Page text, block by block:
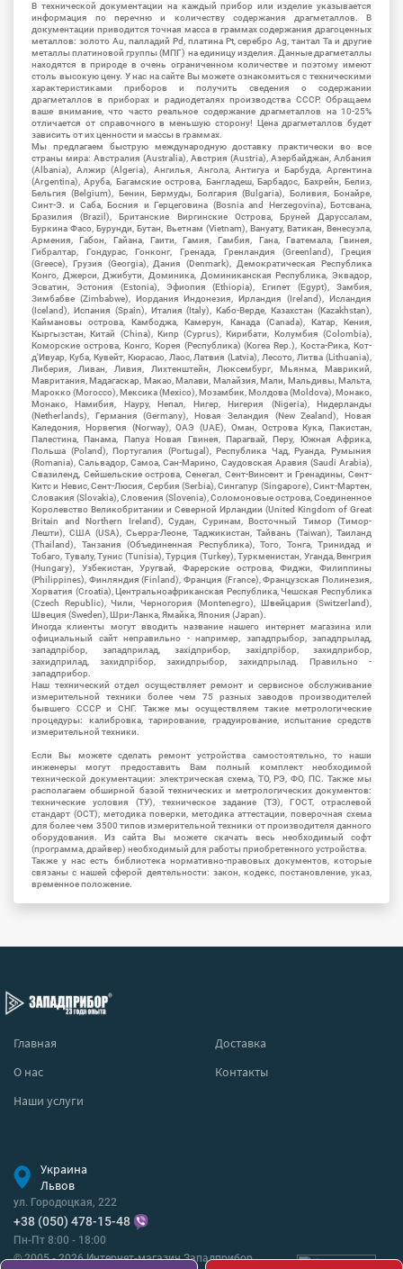
В технической документации на каждый прибор или изделие указывается
информация по перечню и количеству содержания драгметаллов. В
документации приводится точная масса в граммах содержания драгоценных
металлов: золото Au, палладий Pd, платина Pt, серебро Ag, тантал Ta и другие
металлы платиновой группы (МПГ) на единицу изделия. Данные драгметаллы
находятся в природе в очень ограниченном количестве и поэтому имеют
столь высокую цену. У нас на сайте Вы можете ознакомиться с техническими
характеристиками приборов и получить сведения о содержании
драгметаллов в приборах и радиодеталях производства СССР. Обращаем
ваше внимание, что часто реальное содержание драгметаллов на 10-25%
отличается от справочного в меньшую сторону! Цена драгметаллов будет
зависить от их ценности и массы в граммах.
Мы предлагаем быструю международную доставку практически во все
страны мира: Австралия (Australia), Австрия (Austria), Азербайджан, Албания
(Albania), Алжир (Algeria), Ангилья, Ангола, Антигуа и Барбуда, Аргентина
(Argentina), Аруба, Багамские острова, Бангладеш, Барбадос, Бахрейн, Белиз,
Бельгия (Belgium), Бенин, Бермуды, Болгария (Bulgaria), Боливия, Бонайре,
Синт-Э. и Саба, Босния и Герцеговина (Bosnia and Herzegovina), Ботсвана,
Бразилия (Brazil), Британские Виргинские Острова, Бруней Даруссалам,
Буркина Фасо, Бурунди, Бутан, Вьетнам (Vietnam), Вануату, Ватикан, Венесуэла,
Армения, Габон, Гайана, Гаити, Гамия, Гамбия, Гана, Гватемала, Гвинея,
Гибралтар, Гондурас, Гонконг, Гренада, Гренландия (Greenland), Греция
(Greece), Грузия (Georgia), Дания (Denmark), Демократическая Республика
Конго, Джерси, Джибути, Доминика, Доминиканская Республика, Эквадор,
Эсватин, Эстония (Estonia), Эфиопия (Ethiopia), Египет (Egypt), Замбия,
Зимбабве (Zimbabwe), Иордания Индонезия, Ирландия (Ireland), Исландия
(Iceland), Испания (Spain), Италия (Italy), Кабо-Верде, Казахстан (Kazakhstan),
Каймановы острова, Камбоджа, Камерун, Канада (Canada), Катар, Кения,
Кыргызстан, Китай (China), Кипр (Cyprus), Кирибати, Колумбия (Colombia),
Коморские острова, Конго, Корея (Республика) (Korea Rep.), Коста-Рика, Кот-
д'Ивуар, Куба, Кувейт, Кюрасао, Лаос, Латвия (Latvia), Лесото, Литва (Lithuania),
Либерия, Ливан, Ливия, Лихтенштейн, Люксембург, Мьянма, Маврикий,
Мавритания, Мадагаскар, Макао, Малави, Малайзия, Мали, Мальдивы, Мальта,
Марокко (Morocco), Мексика (Mexico), Мозамбик, Молдова (Moldova), Монако,
Монако, Намибия, Науру, Непал, Нигер, Нигерия (Nigeria), Нидерланды
(Netherlands), Германия (Germany), Новая Зеландия (New Zealand), Новая
Каледония, Норвегия (Norway), ОАЭ (UAE), Оман, Острова Кука, Пакистан,
Палестина, Панама, Папуа Новая Гвинея, Парагвай, Перу, Южная Африка,
Польша (Poland), Португалия (Portugal), Республика Чад, Руанда, Румыния
(Romania), Сальвадор, Самоа, Сан-Марино, Саудовская Аравия (Saudi Arabia),
Свазиленд, Сейшельские острова, Сенегал, Сент-Винсент и Гренадины, Сент-
Китс и Невис, Сент-Люсия, Сербия (Serbia), Сингапур (Singapore), Синт-Мартен,
Словакия (Slovakia), Словения (Slovenia), Соломоновые острова, Соединенное
Королевство Великобритании и Северной Ирландии (United Kingdom of Great
Britain and Northern Ireland), Судан, Суринам, Восточный Тимор (Тимор-
Лешти), США (USA), Сьерра-Леоне, Таджикистан, Тайвань (Taiwan), Таиланд
(Thailand), Танзания (Объединенная Республика), Того, Тонга, Тринидад и
Тобаго, Тувалу, Тунис (Tunisia), Турция (Turkey), Туркменистан, Уганда, Венгрия
(Hungary), Узбекистан, Уругвай, Фарерские острова, Фиджи, Филиппины
(Philippines), Финляндия (Finland), Франция (France), Французская Полинезия,
Хорватия (Croatia), Центральноафриканская Республика, Чешская Республика
(Czech Republic), Чили, Черногория (Montenegro), Швейцария (Switzerland),
Швеция (Sweden), Шри-Ланка, Ямайка, Япония (Japan).
Иногда клиенты могут вводить название нашего интернет магазина или
официальный сайт неправильно - например, западпрыбор, западпрылад,
западпрібор, западприлад, західприбор, західпрібор, захидприбор,
захидприлад, захидпрібор, захидпрыбор, захидпрылад. Правильно -
западприбор.
Наш технический отдел осуществляет ремонт и сервисное обслуживание
измерительной техники более чем 75 разных заводов производителей
бывшего СССР и СНГ. Также мы осуществляем такие метрологические
процедуры: калибровка, тарирование, градуирование, испытание средств
измерительной техники.
Если Вы можете сделать ремонт устройства самостоятельно, то наши
инженеры могут предоставить Вам полный комплект необходимой
технической документации: электрическая схема, ТО, РЭ, ФО, ПС. Также мы
располагаем обширной базой технических и метрологических документов:
технические условия (ТУ), техническое задание (ТЗ), ГОСТ, отраслевой
стандарт (ОСТ), методика поверки, методика аттестации, поверочная схема
для более чем 3500 типов измерительной техники от производителя данного
оборудования. Из сайта Вы можете скачать весь необходимый софт
(программа, драйвер) необходимый для работы приобретенного устройства.
Также у нас есть библиотека нормативно-правовых документов, которые
связаны с нашей сферой деятельности: закон, кодекс, постановление, указ,
временное положение.
Главная
Доставка
О нас
Контакты
Наши услуги
Украина
Львов
ул. Городоцкая, 222
+38 (050) 478-15-48
Пн-Пт 8:00 - 18:00
© 2005 - 2026 Интернет-магазин Западприбор